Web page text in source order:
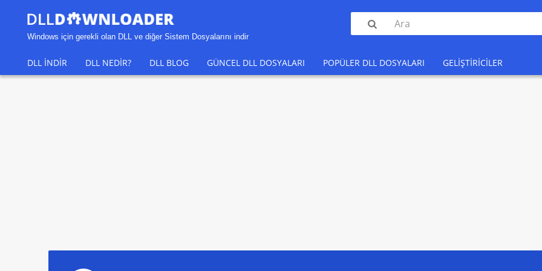
Windows için gerekli olan DLL ve diğer Sistem Dosyalarını indir

DLL INDIR DLL NEDIR? DLL BLOG GÜNCEL DLL DOSYALARI POPÜLER DLL DOSYALARI GELIŞTIRICILER